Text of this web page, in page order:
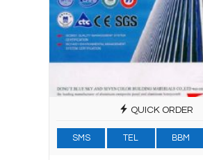
QUICK ORDER
SMS TEL BBM